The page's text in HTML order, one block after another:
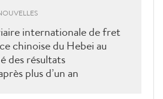
internationale de fret
chinoise du Hebei au
des résultats
plus d’un an